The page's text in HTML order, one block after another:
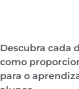
Descubra cada
como
para o